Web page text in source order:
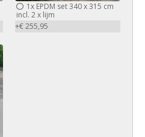
1xEPDM set 340 x 315 cm
incl. 2 x lijm
+€ 255,95